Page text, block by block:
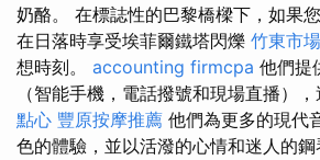
奶酪。 在標誌性的巴黎橋樑下，如果
在日落時享受埃菲爾鐵塔閃爍 竹東市
想時刻。 accounting firmcpa 他們提
（智能手機，電話撥號和現場直播）
點心 豐原按摩推薦 他們為更多的現代
色的體驗，並以活潑的心情和迷人的鋼